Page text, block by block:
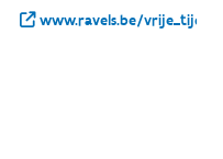
www.ravels.be/vrije_tijd/